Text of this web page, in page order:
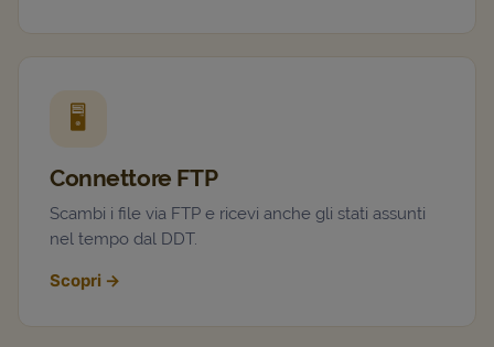
🖥️
Connettore FTP
Scambi i file via FTP e ricevi anche gli stati assunti
nel tempo dal DDT.
Scopri →